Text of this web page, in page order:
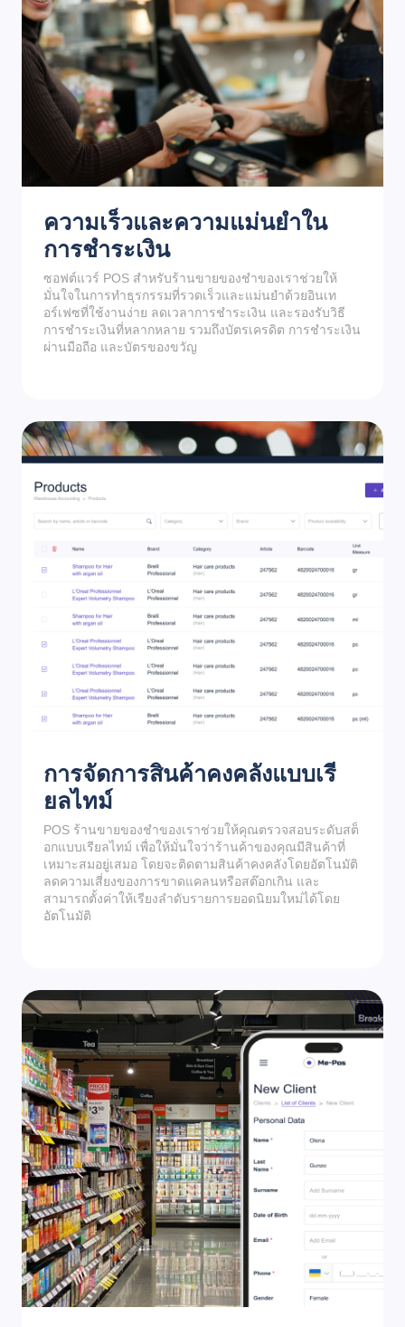
ความเร็วและความแม่นยำใน
การชำระเงิน
ซอฟต์แวร์ POS สำหรับร้านขายของชำของเราช่วยให้
มั่นใจในการทำธุรกรรมที่รวดเร็วและแม่นยำด้วยอินเท
อร์เฟซที่ใช้งานง่าย ลดเวลาการชำระเงิน และรองรับวิธี
การชำระเงินที่หลากหลาย รวมถึงบัตรเครดิต การชำระเงิน
ผ่านมือถือ และบัตรของขวัญ
การจัดการสินค้าคงคลังแบบเรี
ยลไทม์
POS ร้านขายของชำของเราช่วยให้คุณตรวจสอบระดับสต็
อกแบบเรียลไทม์ เพื่อให้มั่นใจว่าร้านค้าของคุณมีสินค้าที่
เหมาะสมอยู่เสมอ โดยจะติดตามสินค้าคงคลังโดยอัตโนมัติ
ลดความเสี่ยงของการขาดแคลนหรือสต๊อกเกิน และ
สามารถตั้งค่าให้เรียงลำดับรายการยอดนิยมใหม่ได้โดย
อัตโนมัติ